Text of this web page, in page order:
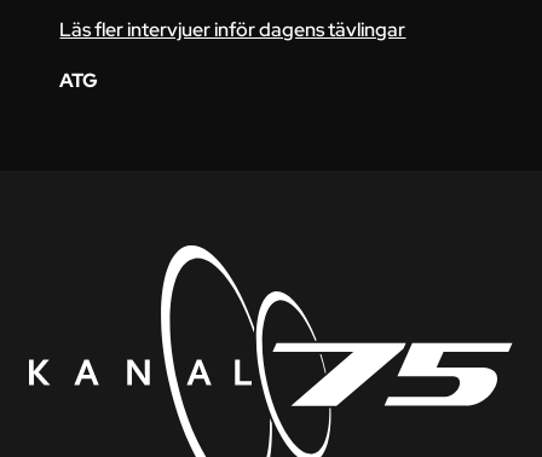
Läs fler intervjuer inför dagens tävlingar
ATG